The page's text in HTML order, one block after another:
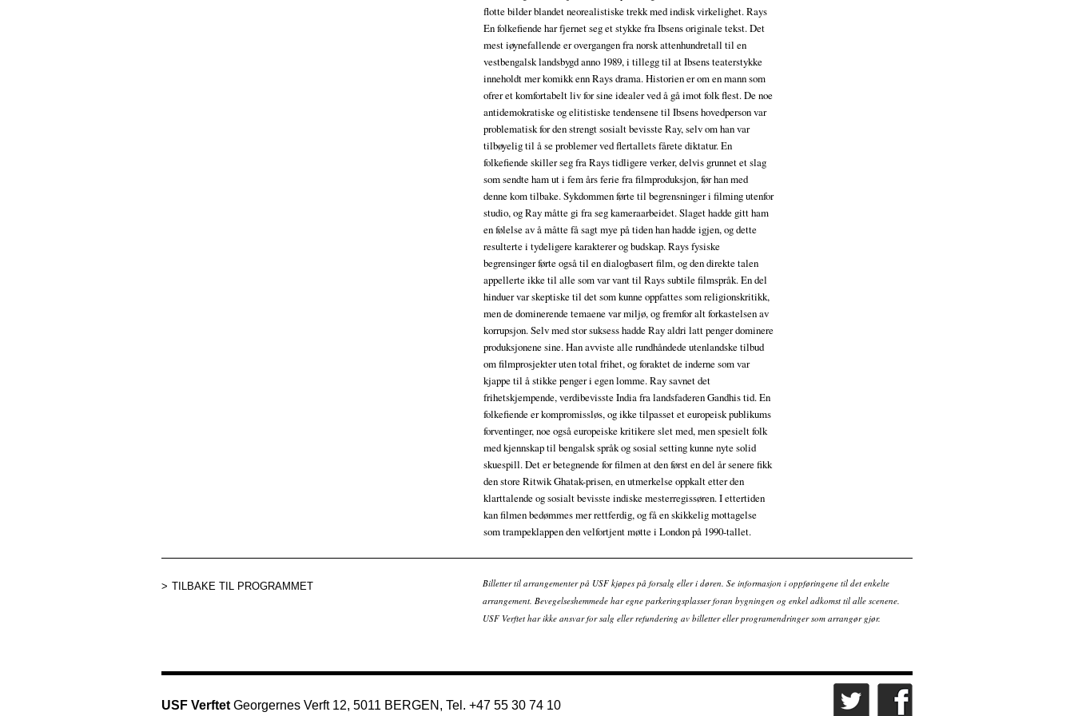
flotte bilder blandet neorealistiske trekk med indisk virkelighet. Rays
En folkefiende har fjernet seg et stykke fra Ibsens originale tekst. Det
mest iøynefallende er overgangen fra norsk attenhundretall til en
vestbengalsk landsbygd anno 1989, i tillegg til at Ibsens teaterstykke
inneholdt mer komikk enn Rays drama. Historien er om en mann som
ofrer et komfortabelt liv for sine idealer ved å gå imot folk flest. De noe
antidemokratiske og elitistiske tendensene til Ibsens hovedperson var
problematisk for den strengt sosialt bevisste Ray, selv om han var
tilbøyelig til å se problemer ved flertallets fårete diktatur. En
folkefiende skiller seg fra Rays tidligere verker, delvis grunnet et slag
som sendte ham ut i fem års ferie fra filmproduksjon, før han med
denne kom tilbake. Sykdommen førte til begrensninger i filming utenfor
studio, og Ray måtte gi fra seg kameraarbeidet. Slaget hadde gitt ham
en følelse av å måtte få sagt mye på tiden han hadde igjen, og dette
resulterte i tydeligere karakterer og budskap. Rays fysiske
begrensinger førte også til en dialogbasert film, og den direkte talen
appellerte ikke til alle som var vant til Rays subtile filmspråk. En del
hinduer var skeptiske til det som kunne oppfattes som religionskritikk,
men de dominerende temaene var miljø, og fremfor alt forkastelsen av
korrupsjon. Selv med stor suksess hadde Ray aldri latt penger dominere
produksjonene sine. Han avviste alle rundhåndede utenlandske tilbud
om filmprosjekter uten total frihet, og foraktet de inderne som var
kjappe til å stikke penger i egen lomme. Ray savnet det
frihetskjempende, verdibevisste India fra landsfaderen Gandhis tid. En
folkefiende er kompromissløs, og ikke tilpasset et europeisk publikums
forventinger, noe også europeiske kritikere slet med, men spesielt folk
med kjennskap til bengalsk språk og sosial setting kunne nyte solid
skuespill. Det er betegnende for filmen at den først en del år senere fikk
den store Ritwik Ghatak-prisen, en utmerkelse oppkalt etter den
klarttalende og sosialt bevisste indiske mesterregissøren. I ettertiden
kan filmen bedømmes mer rettferdig, og få en skikkelig mottagelse
som trampeklappen den velfortjent møtte i London på 1990-tallet.
TILBAKE TIL PROGRAMMET
Billetter til arrangementer på USF kjøpes på forsalg eller i døren. Se informasjon i oppføringene til det enkelte
arrangement. Bevegelseshemmede har egne parkeringsplasser foran bygningen og enkel adkomst til alle scenene.
USF Verftet har ikke ansvar for salg eller refundering av billetter eller programendringer som arrangør gjør.
USF Verftet Georgernes Verft 12, 5011 BERGEN, Tel. +47 55 30 74 10